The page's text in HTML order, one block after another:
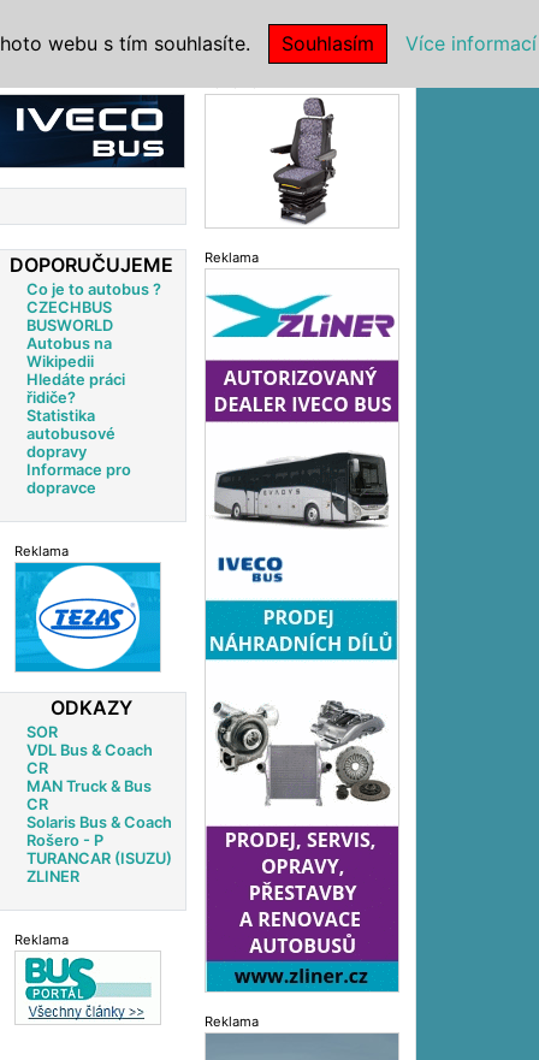
DOPORUČUJEME
Co je to autobus ?
CZECHBUS
BUSWORLD
Autobus na
Wikipedii
Hledáte práci
řidiče?
Statistika
autobusové
dopravy
Informace pro
dopravce
Reklama
ODKAZY
SOR
VDL Bus & Coach
CR
MAN Truck & Bus
CR
Solaris Bus & Coach
Rošero - P
TURANCAR (ISUZU)
ZLINER
Reklama
Reklama
Reklama
webu s tím souhlasíte. Souhlasím Více informací